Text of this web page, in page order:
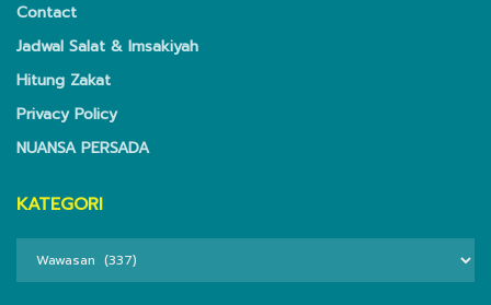
Contact
Jadwal Salat & Imsakiyah
Hitung Zakat
Privacy Policy
NUANSA PERSADA
KATEGORI